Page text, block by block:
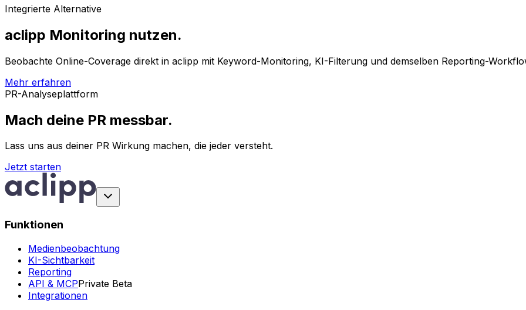
Integrierte Alternative
aclipp Monitoring nutzen.
Beobachte Online-Coverage direkt in aclipp mit Keyword-Monitoring, KI-Filterung und demselben Reporting-
Mehr erfahren
PR-Analyseplattform
Mach deine PR messbar.
Lass uns aus deiner PR Wirkung machen, die jeder versteht.
Jetzt starten
Funktionen
Medienbeobachtung
KI-Sichtbarkeit
Reporting
API & MCPPrivate Beta
Integrationen